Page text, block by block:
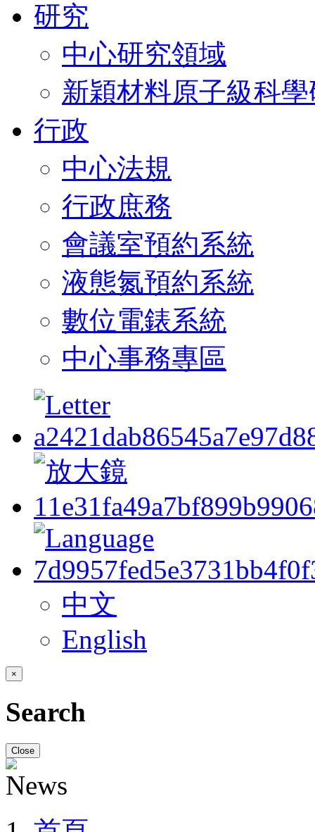
研究
中心研究領域
新穎材料原子級科
行政
中心法規
行政庶務
會議室預約系統
液態氮預約系統
數位電錶系統
中心事務專區
中文
English
×
Search
Close